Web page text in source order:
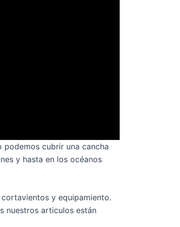
podemos cubrir una cancha
y hasta en los océanos
y equipamiento.
nuestros articulos están